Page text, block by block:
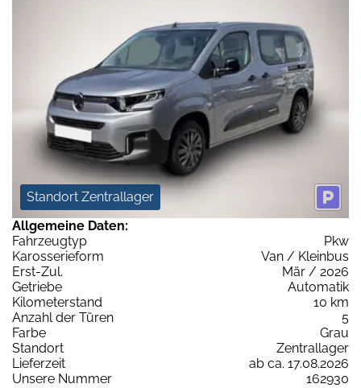
Standort Zentrallager
Allgemeine Daten:
Fahrzeugtyp
Pkw
Karosserieform
Van / Kleinbus
Erst-Zul.
Mär / 2026
Getriebe
Automatik
Kilometerstand
10 km
Anzahl der Türen
5
Farbe
Grau
Standort
Zentrallager
Lieferzeit
ab ca. 17.08.2026
Unsere Nummer
162930